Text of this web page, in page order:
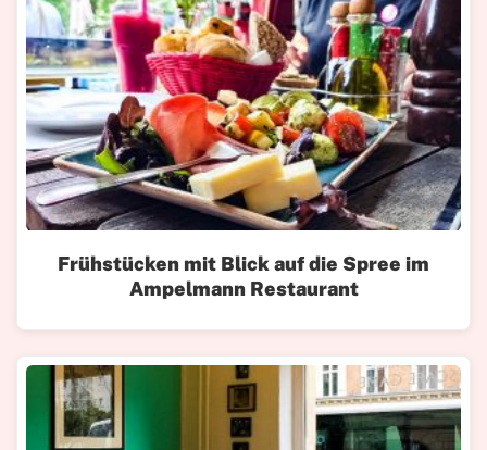
Frühstücken mit Blick auf die Spree im
Ampelmann Restaurant